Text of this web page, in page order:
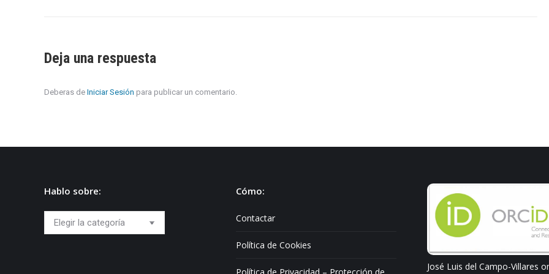
Deja una respuesta
Deberas de Iniciar Sesión para publicar un comentario.
Hablo sobre:
Hablo
sobre:
Cómo:
Contactar
Política de Cookies
Política de Privacidad – Protección de José Luis del Campo-Villares